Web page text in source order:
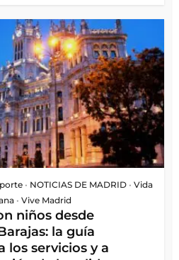
• NOTICIAS DE MADRID • Vida
• Vive Madrid
niños desde
la guía
los servicios y a